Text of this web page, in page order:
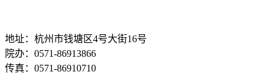
地址：杭州市钱塘区4号大街16号
院办：0571-86913866
传真：0571-86910710